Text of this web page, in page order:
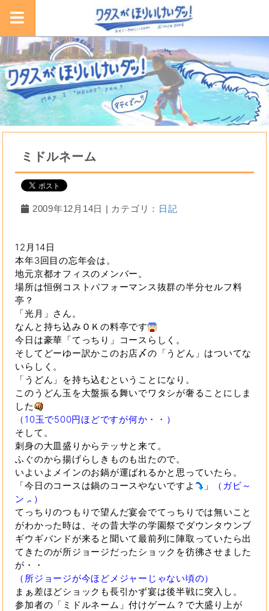
ミドルネーム
2009年12月14日 | カテゴリ： 日記
12月14日
本年3回目の忘年会は。
地元京都オフィスのメンバー。
場所は恒例コストパフォーマンス抜群の半分セルフ料
亭？
「光月」さん。
なんと持ち込みＯＫの料亭です
今日は豪華「てっちり」コースらしく。
そしてどーゆー訳かこのお店〆の「うどん」はついてな
いらしく。
「うどん」を持ち込むということになり。
このうどん玉を大盤振る舞いでワタシが奢ることにしま
した
（10玉で500円ほどですが何か・・）
そして。
刺身の大皿盛りからテッサと来て。
ふぐのから揚げらしきものも出たので。
いよいよメインのお鍋が運ばれるかと思っていたら。
「今日のコースは鍋のコースやないですよ
」
（ガビ～
ン
）
てっちりのつもりで望んだ宴会でてっちりでは無いこと
がわかった時は、その昔大学の学園祭でダウンタウンブ
ギウギバンドが来ると聞いて最前列に陣取っていたら出
てきたのが所ジョージだったショックを彷彿させました
が・・
（所ジョージが今ほどメジャーじゃない頃の）
まぁ差ほどショックも長引かず宴は後半戦に突入し。
参加者の「ミドルネーム」付けゲーム？で大盛り上が